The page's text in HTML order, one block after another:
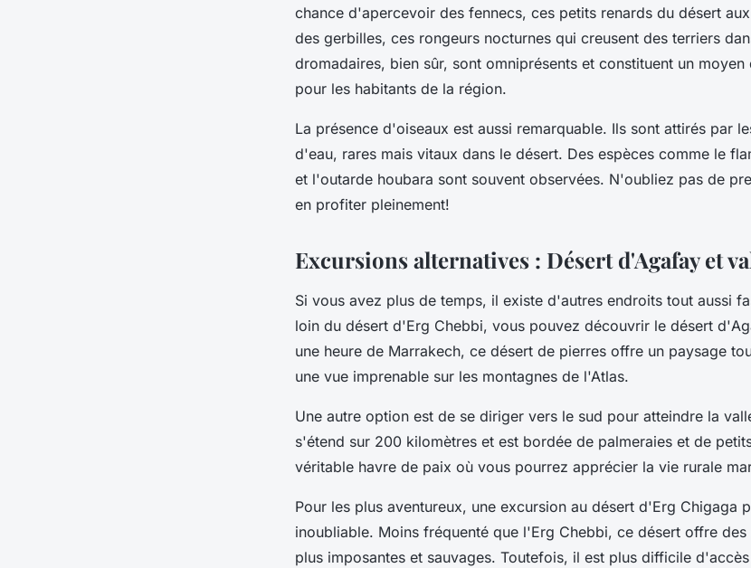
chance d'apercevoir des fennecs, ces petits renards du désert
des gerbilles, ces rongeurs nocturnes qui creusent des terriers
dromadaires, bien sûr, sont omniprésents et constituent un
pour les habitants de la région.
La présence d'oiseaux est aussi remarquable. Ils sont attirés par
d'eau, rares mais vitaux dans le désert. Des espèces comme le
et l'outarde houbara sont souvent observées. N'oubliez pas de
en profiter pleinement!
Excursions alternatives : Désert d'Agafay et
Si vous avez plus de temps, il existe d'autres endroits tout aussi
loin du désert d'Erg Chebbi, vous pouvez découvrir le désert d'
une heure de Marrakech, ce désert de pierres offre un paysage
une vue imprenable sur les montagnes de l'Atlas.
Une autre option est de se diriger vers le sud pour atteindre la
s'étend sur 200 kilomètres et est bordée de palmeraies et de
véritable havre de paix où vous pourrez apprécier la vie rurale
Pour les plus aventureux, une excursion au désert d'Erg Chigaga
inoubliable. Moins fréquenté que l'Erg Chebbi, ce désert offre
plus imposantes et sauvages. Toutefois, il est plus difficile